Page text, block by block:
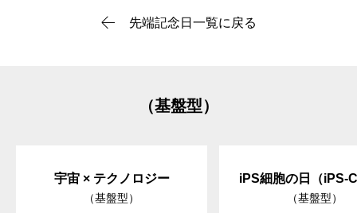
先端記念日一覧に戻る
（基盤型）
宇宙 × テクノロジー
（基盤型）
iPS細胞の日（iPS-
（基盤型）